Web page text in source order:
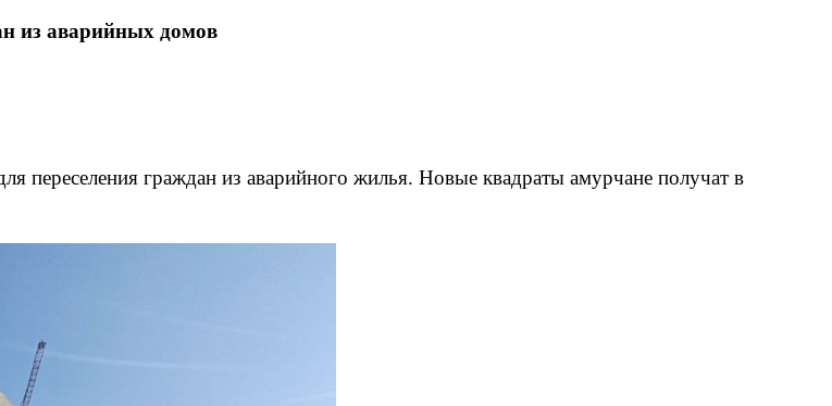
из аварийных домов
переселения граждан из аварийного жилья. Новые квадраты амурчане получат в